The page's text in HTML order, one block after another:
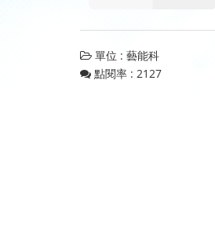
單位 : 藝能科
點閱率 : 2127